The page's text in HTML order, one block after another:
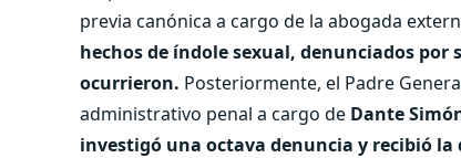
previa canónica a cargo de la abogada
hechos de índole sexual, denunciados
ocurrieron. Posteriormente, el Padre
administrativo penal a cargo de Dante
investigó una octava denuncia y recibió la